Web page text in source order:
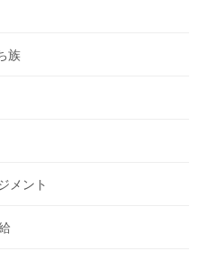
族
メント